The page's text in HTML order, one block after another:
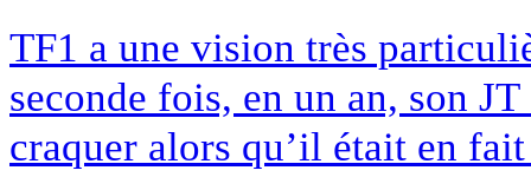
TF1 a une vision très
seconde fois, en un an, son
craquer alors qu’il était en